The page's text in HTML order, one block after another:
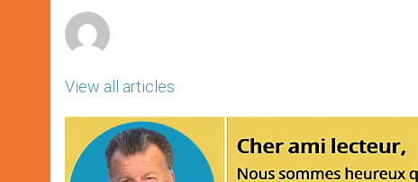
View all articles